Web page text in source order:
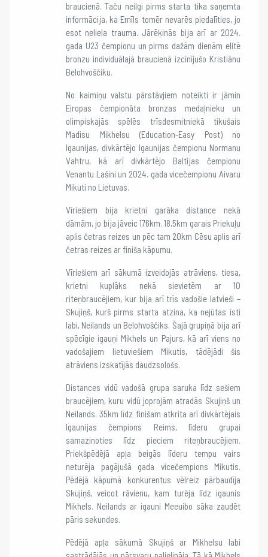
braucienā. Taču neilgi pirms starta tika saņemta
informācija, ka Emīls tomēr nevarēs piedalīties, jo
esot neliela trauma. Jārēķinās bija arī ar 2024.
gada U23 čempionu un pirms dažām dienām elitē
bronzu individuālajā braucienā izcīnījušo Kristiānu
Belohvoščiku.
No kaimiņu valstu pārstāvjiem noteikti ir jāmin
Eiropas čempionāta bronzas medaļnieku un
olimpiskajās spēlēs trīsdesmitniekā tikušais
Madisu Mikhelsu (Education-Easy Post) no
Igaunijas, divkārtējo Igaunijas čempionu Normanu
Vahtru, kā arī divkārtējo Baltijas čempionu
Venantu Lašini un 2024. gada vicečempionu Aivaru
Mikuti no Lietuvas.
Vīriešiem bija krietni garāka distance nekā
dāmām, jo bija jāveic 176km. 18,5km garais Priekuļu
aplis četras reizes un pēc tam 20km Cēsu aplis arī
četras reizes ar finiša kāpumu.
Vīriešiem arī sākumā izveidojās atrāviens, tiesa,
krietni kuplāks nekā sievietēm ar 10
riteņbraucējiem, kur bija arī trīs vadošie latvieši –
Skujiņš, kurš pirms starta atzina, ka nejūtas īsti
labi, Neilands un Belohvoščiks. Šajā grupiņā bija arī
spēcīgie igauņi Mikhels un Pajurs, kā arī viens no
vadošajiem lietuviešiem Mikutis, tādējādi šis
atrāviens izskatījās daudzsološs.
Distances vidū vadošā grupa saruka līdz sešiem
braucējiem, kuru vidū joprojām atradās Skujiņš un
Neilands. 35km līdz finišam atkrita arī divkārtējais
Igaunijas čempions Reims, līderu grupai
samazinoties līdz pieciem riteņbraucējiem.
Priekšpēdējā apļa beigās līderu tempu vairs
neturēja pagājušā gada vicečempions Mikutis.
Pēdējā kāpumā konkurentus vēlreiz pārbaudīja
Skujiņš, veicot rāvienu, kam turēja līdz igaunis
Mikhels. Neilands ar igauni Meeuibo sāka zaudēt
pāris sekundes.
Pēdējā apļa sākumā Skujiņš ar Mikhelsu labi